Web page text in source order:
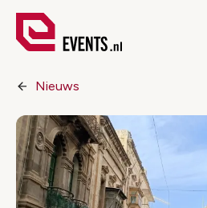
Nieuws